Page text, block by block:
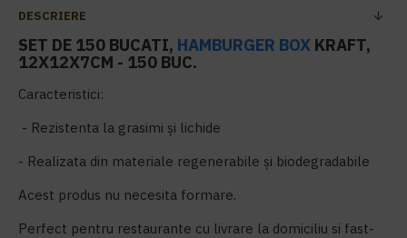
DESCRIERE
SET DE 150 BUCATI, HAMBURGER BOX KRAFT,
12X12X7CM - 150 BUC.
Caracteristici:
- Rezistenta la grasimi și lichide
- Realizata din materiale regenerabile și biodegradabile
Acest produs nu necesita formare.
Perfect pentru restaurante cu livrare la domiciliu si fast-